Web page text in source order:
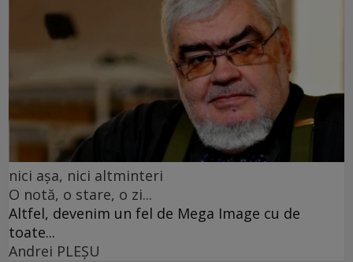
nici așa, nici altminteri
O notă, o stare, o zi...
Altfel, devenim un fel de Mega Image cu de
toate...
Andrei PLEŞU